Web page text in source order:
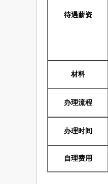
待遇薪资
材料
办理流程
办理时间
自理费用